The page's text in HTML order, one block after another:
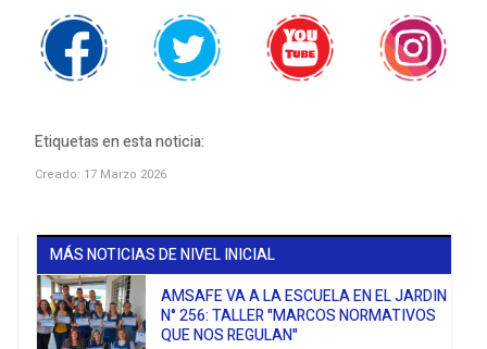
Etiquetas en esta noticia:
Creado: 17 Marzo 2026
MÁS NOTICIAS DE NIVEL INICIAL
AMSAFE VA A LA ESCUELA EN EL JARDIN
N° 256: TALLER "MARCOS NORMATIVOS
QUE NOS REGULAN"